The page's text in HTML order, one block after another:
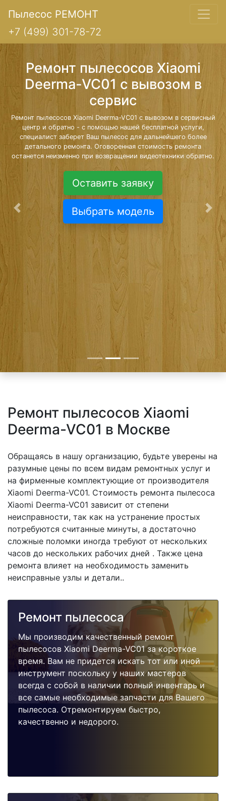
Пылесос РЕМОНТ
+7 (499) 301-78-72
Ремонт пылесосов Xiaomi
Deerma-VC01 с вывозом в
сервис
Ремонт пылесосов Xiaomi Deerma-VC01 с вывозом в сервисный
центр и обратно - с помощью нашей бесплатной услуги,
специалист заберет Ваш пылесос для дальнейшего более
детального ремонта. Оговоренная стоимость ремонта
останется неизменно при возвращении видеотехники обратно.
Оставить заявку
Выбрать модель
Предыдущая
Ремонт пылесосов Xiaomi
Deerma-VC01 в Москве
Обращаясь в нашу организацию, будьте уверены на
разумные цены по всем видам ремонтных услуг и
на фирменные комплектующие от производителя
Xiaomi Deerma-VC01. Стоимость ремонта пылесоса
Xiaomi Deerma-VC01 зависит от степени
неисправности, так как на устранение простых
потребуются считанные минуты, а достаточно
сложные поломки иногда требуют от нескольких
часов до нескольких рабочих дней . Также цена
ремонта влияет на необходимость заменить
неисправные узлы и детали..
Ремонт пылесоса
Мы производим качественный ремонт
пылесосов Xiaomi Deerma-VC01 за короткое
время. Вам не придется искать тот или иной
инструмент поскольку у наших мастеров
всегда с собой в наличии полный инвентарь и
все самые необходимые запчасти для Вашего
пылесоса. Отремонтируем быстро,
качественно и недорого.